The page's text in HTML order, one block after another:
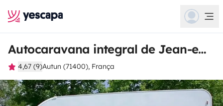
Autocaravana integral de Jean-emmanuel
4,67 (9)Autun (71400), França